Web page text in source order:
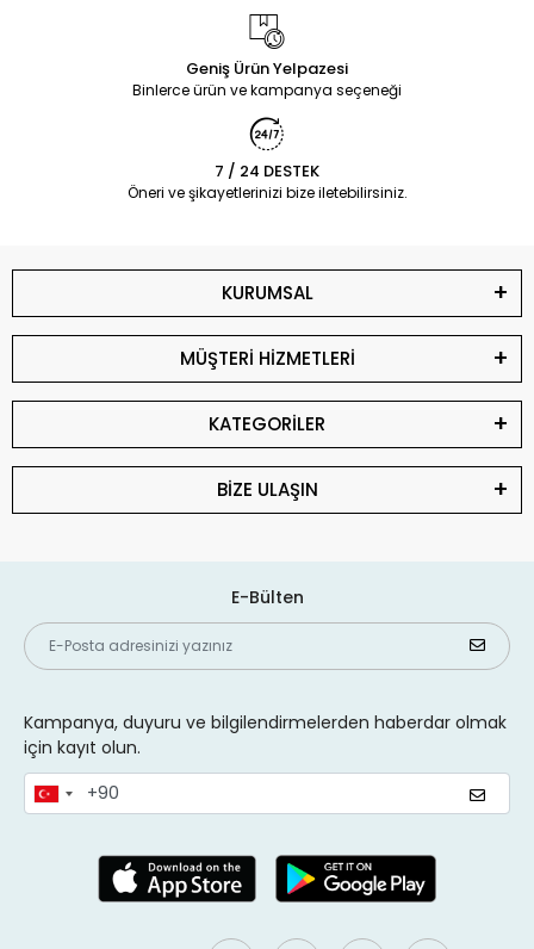
Geniş Ürün Yelpazesi
Binlerce ürün ve kampanya seçeneği
7 / 24 DESTEK
Öneri ve şikayetlerinizi bize iletebilirsiniz.
KURUMSAL
MÜŞTERİ HİZMETLERİ
KATEGORİLER
BİZE ULAŞIN
E-Bülten
Kampanya, duyuru ve bilgilendirmelerden haberdar olmak
için kayıt olun.